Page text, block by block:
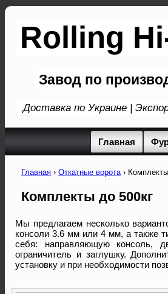
Rolling
Завод по
Доставка по Украине |
Главная
Главная › Откатные ворота ›
Комплекты до 500кг
Мы предлагаем несколько
консоли 3.6 мм или 4 мм, а также
себя: направляющую консоль,
ограничитель и заглушку.
установку и при необходимости